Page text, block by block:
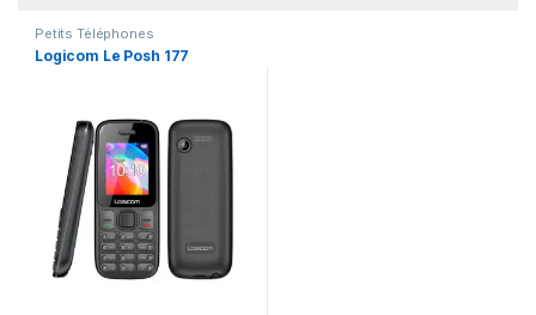
Petits Téléphones
Logicom Le Posh 177